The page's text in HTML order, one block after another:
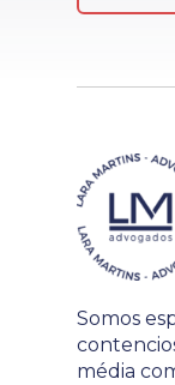
Somos
média